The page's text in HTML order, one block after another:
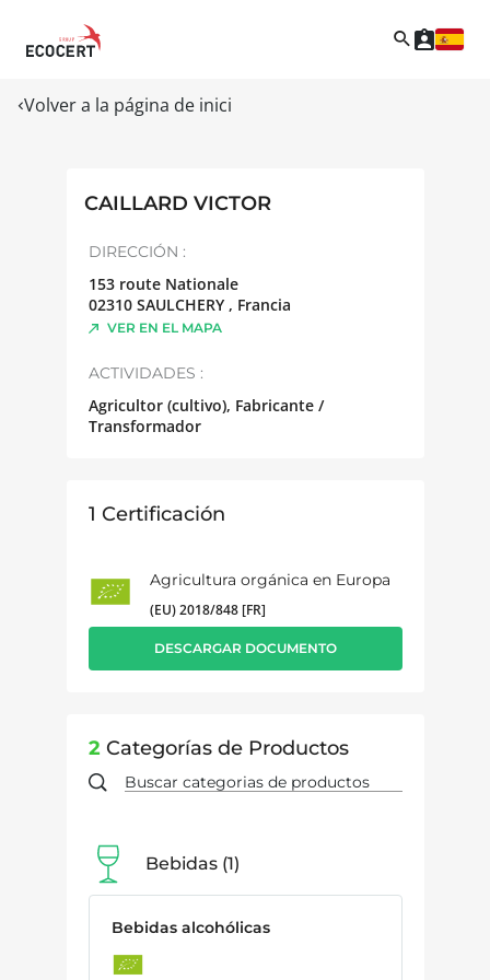
Volver a la página de inici
CAILLARD VICTOR
DIRECCIÓN :
153 route Nationale
02310 SAULCHERY , Francia
VER EN EL MAPA
ACTIVIDADES :
Agricultor (cultivo), Fabricante /
Transformador
1 Certificación
Agricultura orgánica en Europa
(EU) 2018/848 [FR]
DESCARGAR DOCUMENTO
2 Categorías de Productos
Bebidas 1
Bebidas alcohólicas